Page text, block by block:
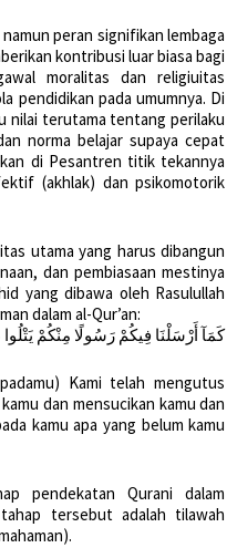
peran signifikan lembaga
kontribusi luar biasa bagi
moralitas dan religiuitas
pendidikan pada umumnya. Di
nilai terutama tentang perilaku
norma belajar supaya cepat
di Pesantren titik tekannya
(akhlak) dan psikomotorik
utama yang harus dibangun
dan pembiasaan mestinya
yang dibawa oleh Rasulullah
dalam al-Qur’an:
كَمَآ أَرْسَلْنَا فِيكُمْ رَسُولًا مِنْكُمْ
Kami telah mengutus
dan mensucikan kamu dan
kamu apa yang belum kamu
pendekatan Qurani dalam
tersebut adalah tilawah